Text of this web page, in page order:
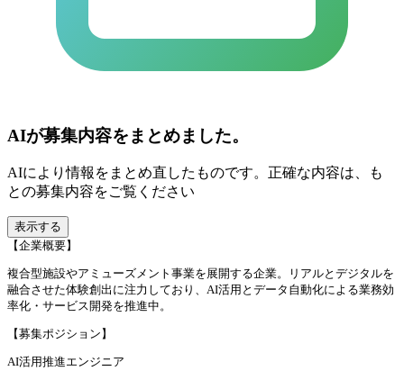
AIが募集内容をまとめました。
AIにより情報をまとめ直したものです。正確な内容は、も
との募集内容をご覧ください
表示する
【企業概要】
複合型施設やアミューズメント事業を展開する企業。リアルとデジタルを
融合させた体験創出に注力しており、AI活用とデータ自動化による業務効
率化・サービス開発を推進中。
【募集ポジション】
AI活用推進エンジニア